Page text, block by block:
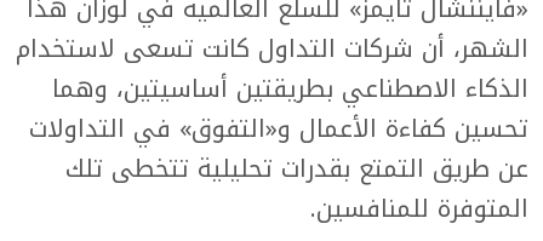
الشهر، أن شركات التداول كانت تسعى لاستخدام
الذكاء الاصطناعي بطريقتين أساسيتين، وهما
تحسين كفاءة الأعمال و«التفوق» في التداولات
عن طريق التمتع بقدرات تحليلية تتخطى تلك
المتوفرة للمنافسين.